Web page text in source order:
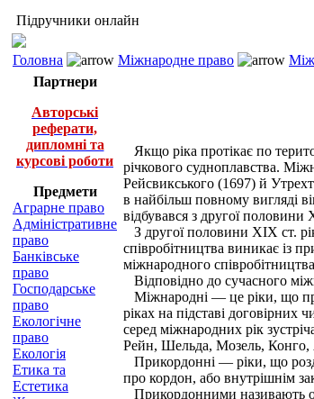
Підручники онлайн
Головна Міжнародне право
Партнери
Авторські
реферати,
дипломні та
курсові роботи
Предмети
Аграрне право
Адміністративне
право
Банківське
право
Господарське
право
Екологічне
право
Екологія
Етика та
Естетика
Якщо ріка протікає по
річкового судноплавства.
Рейсвикського (1697) й
в найбільш повному вигляді
відбувався з другої
З другої половини ХІХ ст.
співробітництва виникає із
міжнародного
Відповідно до сучасного
Міжнародні — це ріки, що
ріках на підставі
серед міжнародних рік
Рейн, Шельда, Мозель, Конго,
Прикордонні — ріки, що
про кордон, або внутрішнім
Прикордонними називають